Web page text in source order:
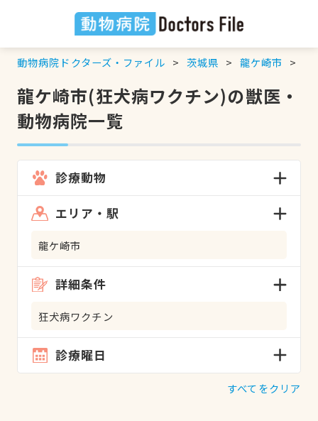
動物病院ドクターズ・ファイル 茨城県 龍ケ崎市
龍ケ崎市(狂犬病ワクチン)の獣医・
動物病院一覧
診療動物
エリア・駅
龍ケ崎市
詳細条件
狂犬病ワクチン
診療曜日
すべてをクリア